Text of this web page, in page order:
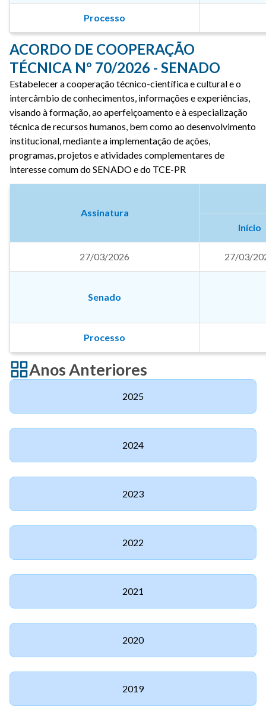
Processo
ACORDO DE COOPERAÇÃO
TÉCNICA Nº 70/2026 - SENADO
Estabelecer a cooperação técnico-científica e cultural e o
intercâmbio de conhecimentos, informações e experiências,
visando à formação, ao aperfeiçoamento e à especialização
técnica de recursos humanos, bem como ao desenvolvimento
institucional, mediante a implementação de ações,
programas, projetos e atividades complementares de
interesse comum do SENADO e do TCE-PR
Assinatura
Início
27/03/2026 27/03/
Senado
Processo
Anos Anteriores
2025
2024
2023
2022
2021
2020
2019